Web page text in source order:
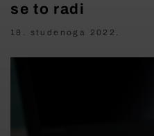
se to radi
18. studenoga 2022.